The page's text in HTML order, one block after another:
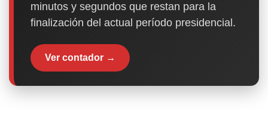
minutos y segundos que restan para la
finalización del actual período presidencial.
Ver contador →